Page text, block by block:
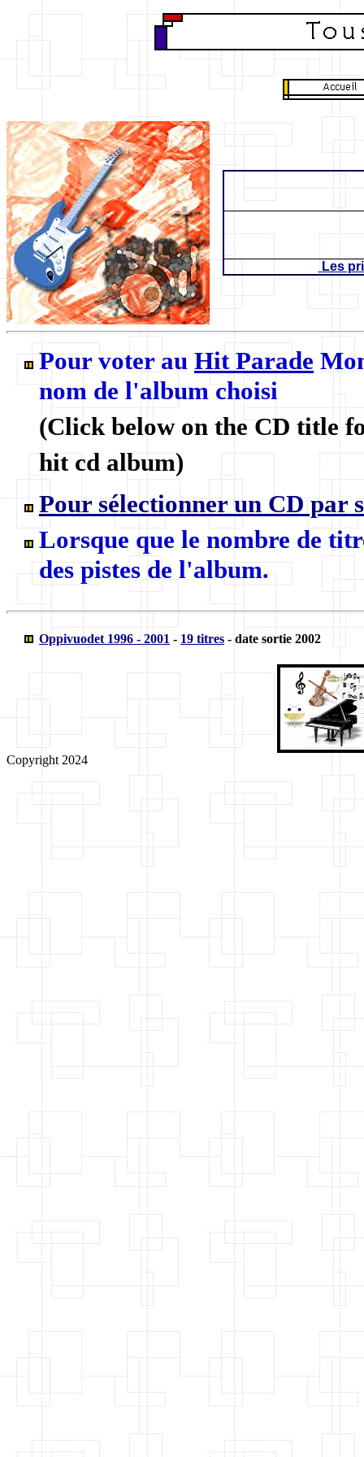
Les
Pour voter au Hit Parade
nom de l'album choisi
(Click below on the CD title
hit cd album)
Pour sélectionner un CD par
Lorsque que le nombre de
des pistes de l'album.
Oppivuodet 1996 - 2001 - 19 titres - date sortie 2002
Copyright 2024